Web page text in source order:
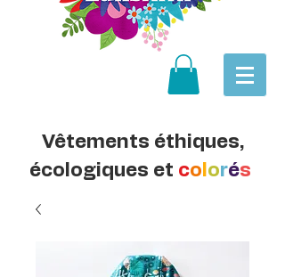
Vêtements éthiques,
écologiques et co orés